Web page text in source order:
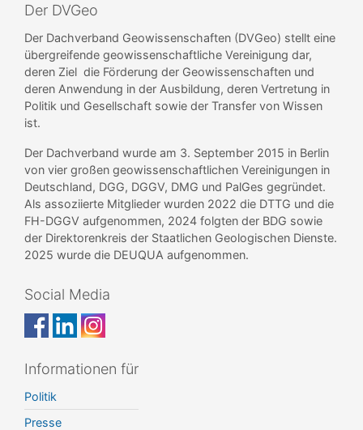
Der DVGeo
Der Dachverband Geowissenschaften (DVGeo) stellt eine
übergreifende geowissenschaftliche Vereinigung dar,
deren Ziel die Förderung der Geowissenschaften und
deren Anwendung in der Ausbildung, deren Vertretung in
Politik und Gesellschaft sowie der Transfer von Wissen
ist.
Der Dachverband wurde am 3. September 2015 in Berlin
von vier großen geowissenschaftlichen Vereinigungen in
Deutschland, DGG, DGGV, DMG und PalGes gegründet.
Als assoziierte Mitglieder wurden 2022 die DTTG und die
FH-DGGV aufgenommen, 2024 folgten der BDG sowie
der Direktorenkreis der Staatlichen Geologischen Dienste.
2025 wurde die DEUQUA aufgenommen.
Social Media
Informationen für
Politik
Presse